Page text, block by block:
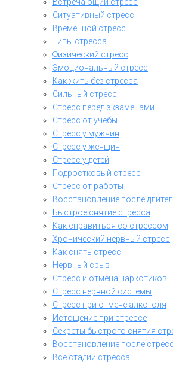
Ситуативный стресс
Временной стресс
Типы стресса
Физический стресс
Эмоциональный стресс
Как жить без стресса
Сильный стресс
Стресс перед экзаменами
Стресс от учебы
Стресс у мужчин
Стресс у женщин
Стресс у детей
Подростковый стресс
Стресс от работы
Восстановление после
Быстрое снятие стресса
Как справиться со стрессом
Хронический нервный стресс
Как снять стресс
Нервный срыв
Стресс и отмена наркотиков
Стресс нервной системы
Стресс при отмене алкоголя
Истощение при стрессе
Секреты быстрого снятия
Восстановление после
Все стадии стресса